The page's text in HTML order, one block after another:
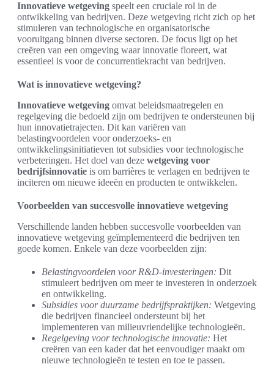
Innovatieve wetgeving speelt een cruciale rol in de
ontwikkeling van bedrijven. Deze wetgeving richt zich op het
stimuleren van technologische en organisatorische
vooruitgang binnen diverse sectoren. De focus ligt op het
creëren van een omgeving waar innovatie floreert, wat
essentieel is voor de concurrentiekracht van bedrijven.
Wat is innovatieve wetgeving?
Innovatieve wetgeving omvat beleidsmaatregelen en
regelgeving die bedoeld zijn om bedrijven te ondersteunen bij
hun innovatietrajecten. Dit kan variëren van
belastingvoordelen voor onderzoeks- en
ontwikkelingsinitiatieven tot subsidies voor technologische
verbeteringen. Het doel van deze wetgeving voor
bedrijfsinnovatie is om barrières te verlagen en bedrijven te
inciteren om nieuwe ideeën en producten te ontwikkelen.
Voorbeelden van succesvolle innovatieve wetgeving
Verschillende landen hebben succesvolle voorbeelden van
innovatieve wetgeving geïmplementeerd die bedrijven ten
goede komen. Enkele van deze voorbeelden zijn:
Belastingvoordelen voor R&D-investeringen: Dit
stimuleert bedrijven om meer te investeren in onderzoek
en ontwikkeling.
Subsidies voor duurzame bedrijfspraktijken: Wetgeving
die bedrijven financieel ondersteunt bij het
implementeren van milieuvriendelijke technologieën.
Regelgeving voor technologische innovatie: Het
creëren van een kader dat het eenvoudiger maakt om
nieuwe technologieën te testen en toe te passen.